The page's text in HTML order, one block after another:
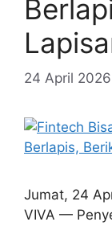
24 April 2026
Jumat, 24
VIVA —